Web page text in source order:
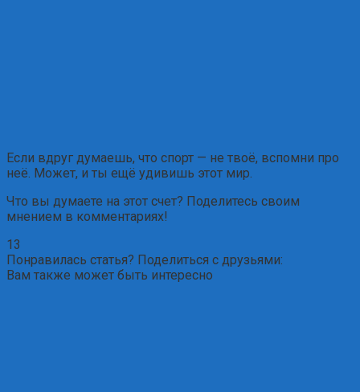
Если вдруг думаешь, что спорт — не твоё, вспомни про
неё. Может, и ты ещё удивишь этот мир.
Что вы думаете на этот счет? Поделитесь своим
мнением в комментариях!
13
Понравилась статья? Поделиться с друзьями:
Вам также может быть интересно